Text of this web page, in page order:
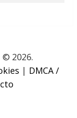
2026.
| DMCA /